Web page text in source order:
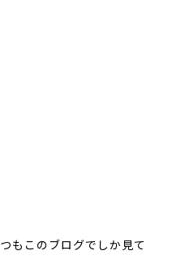
もこのブログでしか見て